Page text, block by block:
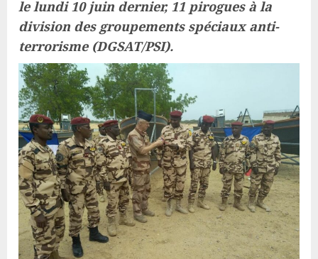
le lundi 10 juin dernier, 11 pirogues à la
division des groupements spéciaux anti-
terrorisme (DGSAT/PSI).